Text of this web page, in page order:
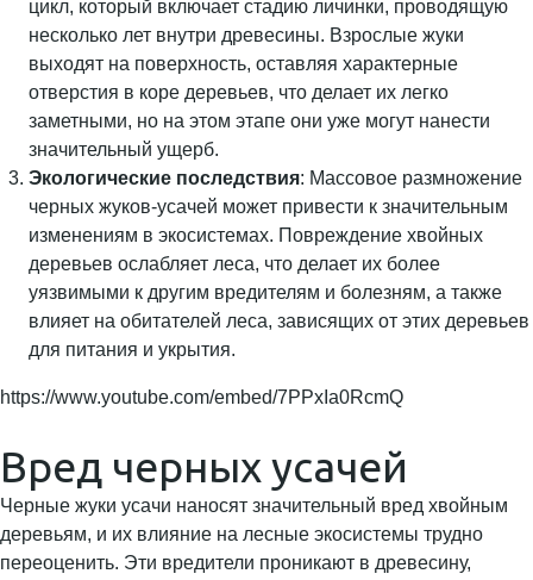
цикл, который включает стадию личинки, проводящую
несколько лет внутри древесины. Взрослые жуки
выходят на поверхность, оставляя характерные
отверстия в коре деревьев, что делает их легко
заметными, но на этом этапе они уже могут нанести
значительный ущерб.
Экологические последствия: Массовое размножение
черных жуков-усачей может привести к значительным
изменениям в экосистемах. Повреждение хвойных
деревьев ослабляет леса, что делает их более
уязвимыми к другим вредителям и болезням, а также
влияет на обитателей леса, зависящих от этих деревьев
для питания и укрытия.
https://www.youtube.com/embed/7PPxIa0RcmQ
Вред черных усачей
Черные жуки усачи наносят значительный вред хвойным
деревьям, и их влияние на лесные экосистемы трудно
переоценить. Эти вредители проникают в древесину,